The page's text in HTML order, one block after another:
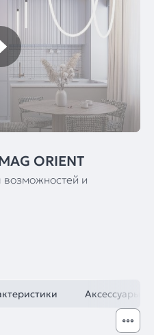
ORIENT
возможностей и
Аксессуары